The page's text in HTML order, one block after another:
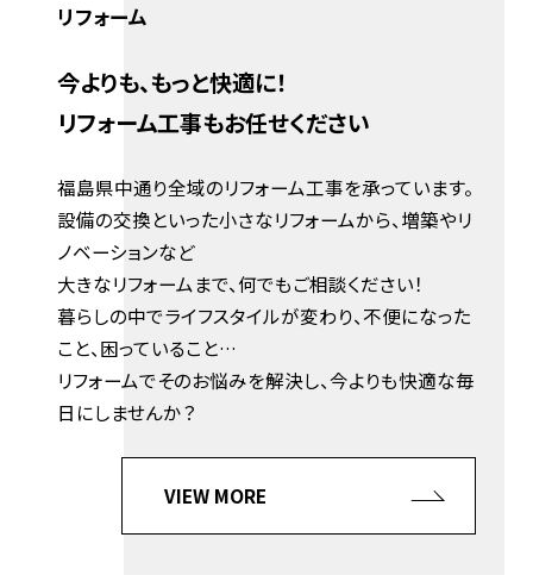
リフォーム
今よりも、もっと快適に！
リフォーム工事もお任せください
福島県中通り全域のリフォーム工事を承っています。
設備の交換といった小さなリフォームから、増築やリ
ノベーションなど
大きなリフォームまで、何でもご相談ください！
暮らしの中でライフスタイルが変わり、不便になった
こと、困っていること…
リフォームでそのお悩みを解決し、今よりも快適な毎
日にしませんか？
VIEW MORE